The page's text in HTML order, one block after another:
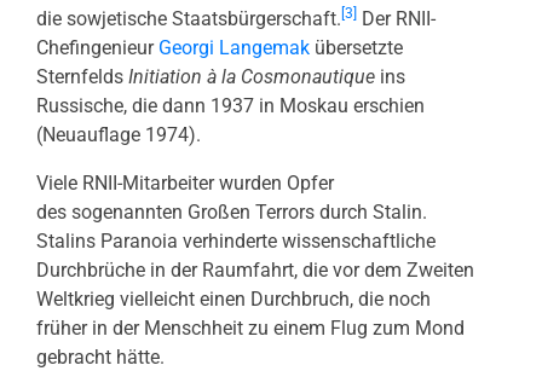
die sowjetische Staatsbürgerschaft. [3]
Der RNII-
Chefingenieur Georgi Langemak übersetzte
Sternfelds Initiation à la Cosmonautique ins
Russische, die dann 1937 in Moskau erschien
(Neuauflage 1974).
Viele RNII-Mitarbeiter wurden Opfer
des sogenannten Großen Terrors durch Stalin.
Stalins Paranoia verhinderte wissenschaftliche
Durchbrüche in der Raumfahrt, die vor dem Zweiten
Weltkrieg vielleicht einen Durchbruch, die noch
früher in der Menschheit zu einem Flug zum Mond
gebracht hätte.